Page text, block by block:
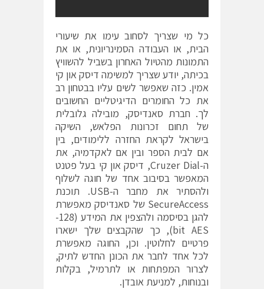
n
M
e
n
u
כל מי שצריך לסחוב עימו את שיעורי
הבית, או העבודה הסמינריונית, או את
התמונות מהטיול האחרון בשביל להשוויץ
בכיתה, יודע שצריך למשימה דיסק און קי
אמין. כזה שאפשר לשים עליו בבטחון רב
את כל החומרים הדיגיטליים החשובים
לך. חברת סאנדיסק, מובילה גלובלית
של תחום זכרונות הפלאש, השיקה
בישראל לקראת החזרה ללימודים, בין
אם לבית הספר ובין אם לאקדמיה, את
ה-Cruzer Dial, דיסק און קי בעל פטנט
המאפשר בסיבוב אחד של חוגה לשלוף
ולהסתיר את מחבר ה-USB. תוכנת
SecureAccess של סאנדיסק מאפשרת
להגן בסיסמה ולהצפין את המידע (128-
bit AES), כך שהקבצים שלך ישארו
פרטיים לחלוטין. וכן, החוגה מאפשרת
לכל אחד לחבר את הכונן החדש לתיק,
לצרור המפתחות או לתרמיל, בקלות
ובנוחות, למניעת אובדן.